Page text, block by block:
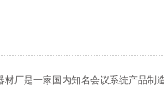
材厂是一家国内知名会议系统产品制